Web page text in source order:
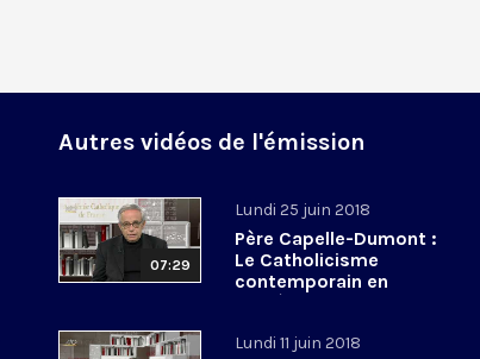
Autres vidéos de l'émission
07:29
Lundi 25 juin 2018
Père Capelle-Dumont :
Le Catholicisme
contemporain en
procès
Lundi 11 juin 2018